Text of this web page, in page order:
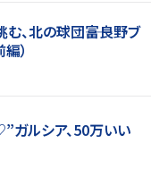
、北の球団――富良野ブ
）
ルシア、50万いい